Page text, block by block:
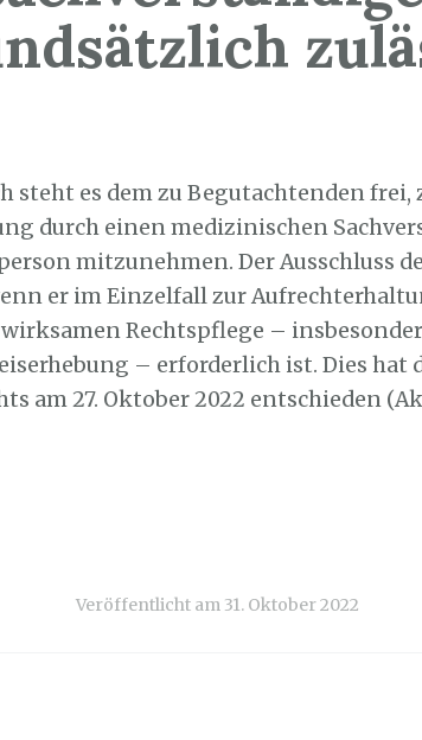
steht es dem zu Begutachtenden frei,
durch einen medizinischen
mitzunehmen. Der Ausschluss
er im Einzelfall zur
Rechtspflege –
– erforderlich ist. Dies hat
am 27. Oktober 2022 entschieden
Veröffentlicht am 31. Oktober 2022